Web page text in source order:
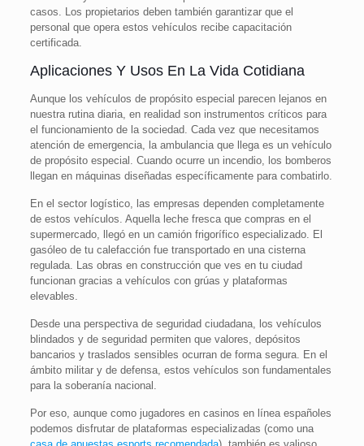
casos. Los propietarios deben también garantizar que el
personal que opera estos vehículos recibe capacitación
certificada.
Aplicaciones Y Usos En La Vida Cotidiana
Aunque los vehículos de propósito especial parecen lejanos en
nuestra rutina diaria, en realidad son instrumentos críticos para
el funcionamiento de la sociedad. Cada vez que necesitamos
atención de emergencia, la ambulancia que llega es un vehículo
de propósito especial. Cuando ocurre un incendio, los bomberos
llegan en máquinas diseñadas específicamente para combatirlo.
En el sector logístico, las empresas dependen completamente
de estos vehículos. Aquella leche fresca que compras en el
supermercado, llegó en un camión frigorífico especializado. El
gasóleo de tu calefacción fue transportado en una cisterna
regulada. Las obras en construcción que ves en tu ciudad
funcionan gracias a vehículos con grúas y plataformas
elevables.
Desde una perspectiva de seguridad ciudadana, los vehículos
blindados y de seguridad permiten que valores, depósitos
bancarios y traslados sensibles ocurran de forma segura. En el
ámbito militar y de defensa, estos vehículos son fundamentales
para la soberanía nacional.
Por eso, aunque como jugadores en casinos en línea españoles
podemos disfrutar de plataformas especializadas (como una